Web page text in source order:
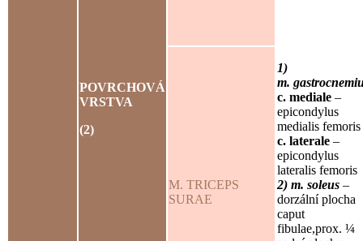
POVRCHOVÁ
VRSTVA
(2)
M. TRICEPS
SURAE
1)
m.
c. mediale –
epicondylus
medialis femoris
c. laterale –
epicondylus
lateralis femoris
2) m. soleus –
dorzální plocha
caput
fibulae,prox. ¼